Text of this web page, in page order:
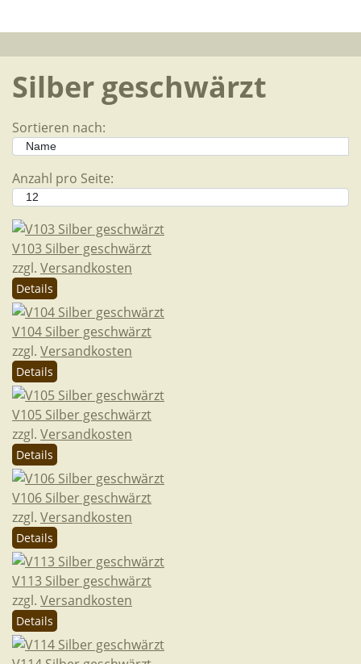
Silber geschwärzt
Sortieren nach:
Anzahl pro Seite:
V103 Silber geschwärzt
zzgl. Versandkosten
Details
V104 Silber geschwärzt
zzgl. Versandkosten
Details
V105 Silber geschwärzt
zzgl. Versandkosten
Details
V106 Silber geschwärzt
zzgl. Versandkosten
Details
V113 Silber geschwärzt
zzgl. Versandkosten
Details